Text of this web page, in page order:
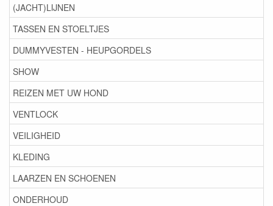
(JACHT)LIJNEN
TASSEN EN STOELTJES
DUMMYVESTEN - HEUPGORDELS
SHOW
REIZEN MET UW HOND
VENTLOCK
VEILIGHEID
KLEDING
LAARZEN EN SCHOENEN
ONDERHOUD